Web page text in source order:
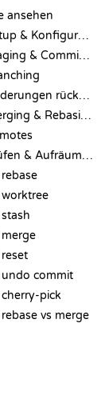
ansehen
Setup & Konfiguration
Staging & Committing
Änderungen rückgängig machen
Merging & Rebasing
Prüfen & Aufräumen
commit
pick
vs merge